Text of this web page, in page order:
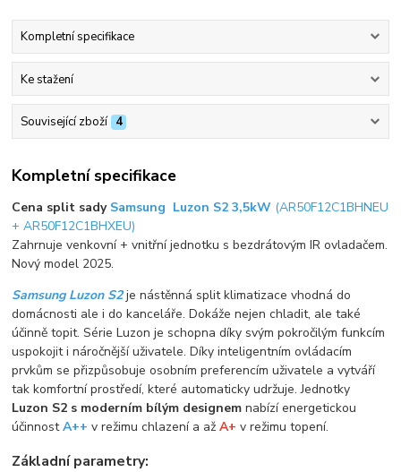
Kompletní specifikace
Ke stažení
Související zboží 4
Kompletní specifikace
Cena split sady Samsung Luzon S2 3,5kW (AR50F12C1BHNEU
+ AR50F12C1BHXEU)
Zahrnuje venkovní + vnitřní jednotku s bezdrátovým IR ovladačem.
Nový model 2025.
Samsung Luzon S2je nástěnná split klimatizace vhodná do
domácnosti ale i do kanceláře. Dokáže nejen chladit, ale také
účinně topit. Série Luzon je schopna díky svým pokročilým funkcím
uspokojit i náročnější uživatele. Díky inteligentním ovládacím
prvkům se přizpůsobuje osobním preferencím uživatele a vytváří
tak komfortní prostředí, které automaticky udržuje. Jednotky
Luzon S2 s moderním bílým designem nabízí energetickou
účinnostA++ v režimu chlazení a ažA+ v režimu topení.
Základní parametry: